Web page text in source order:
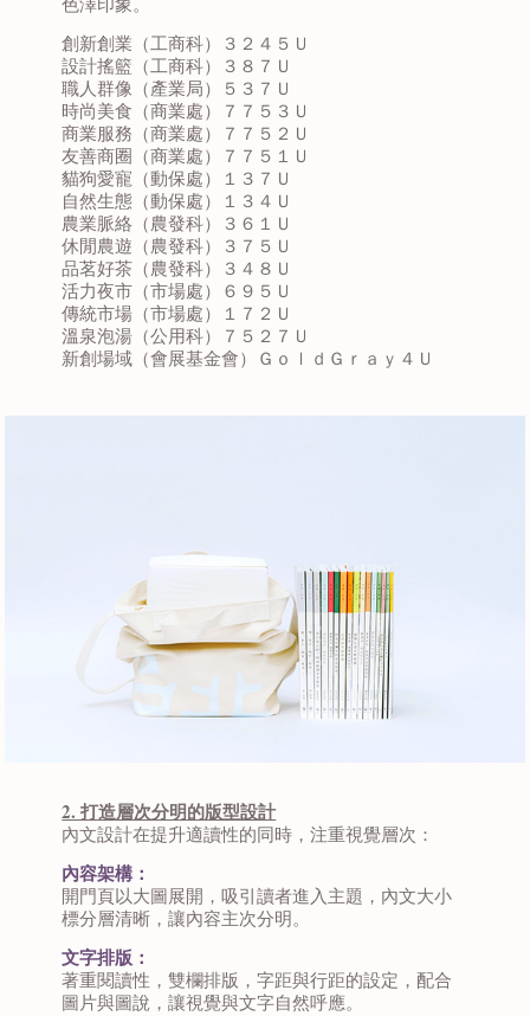
創新創業（工商科）３２４５Ｕ
設計搖籃（工商科）３８７Ｕ
職人群像（產業局）５３７Ｕ
時尚美食（商業處）７７５３Ｕ
商業服務（商業處）７７５２Ｕ
友善商圈（商業處）７７５１Ｕ
貓狗愛寵（動保處）１３７Ｕ
自然生態（動保處）１３４Ｕ
農業脈絡（農發科）３６１Ｕ
休閒農遊（農發科）３７５Ｕ
品茗好茶（農發科）３４８Ｕ
活力夜市（市場處）６９５Ｕ
傳統市場（市場處）１７２Ｕ
溫泉泡湯（公用科）７５２７Ｕ
新創場域（會展基金會）ＧｏｌｄＧｒａｙ４Ｕ
2. 打造層次分明的版型設計
內文設計在提升適讀性的同時，注重視覺層次：
內容架構：
開門頁以大圖展開，吸引讀者進入主題，內文大小
標分層清晰，讓內容主次分明。
文字排版：
著重閱讀性，雙欄排版，字距與行距的設定，配合
圖片與圖說，讓視覺與文字自然呼應。